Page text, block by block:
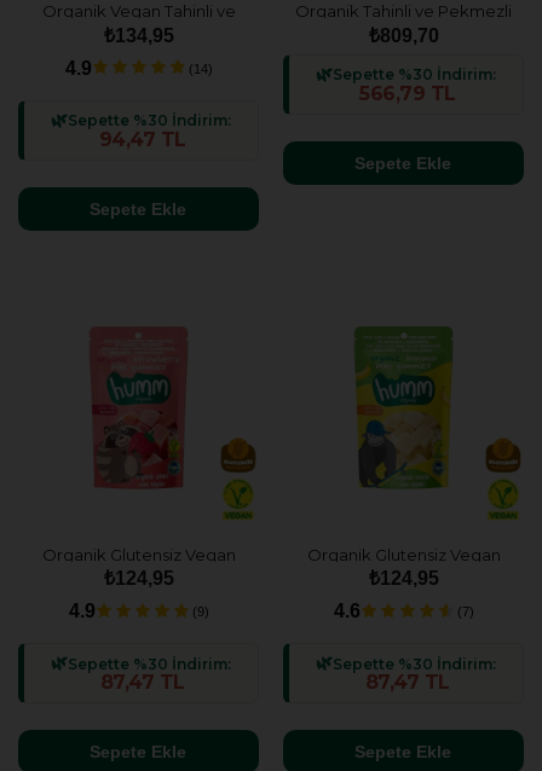
Organik Vegan Tahinli ve
Pekmezli Kurabiye - 55g
₺134,95
4.9
(14)
Sepette %30 İndirim:
94,47 TL
Sepete Ekle
Organik Tahinli ve Pekmezli
Vegan Kurabiye Atıştırmalık
₺809,70
Sepette %30 İndirim:
566,79 TL
Sepete Ekle
Organik Glutensiz Vegan
Çilekli Mini Küpler - 30g
₺124,95
4.9
(9)
Sepette %30 İndirim:
87,47 TL
Sepete Ekle
Organik Glutensiz Vegan
Muzlu Mini Küpler - 30g
₺124,95
4.6
(7)
Sepette %30 İndirim:
87,47 TL
Sepete Ekle